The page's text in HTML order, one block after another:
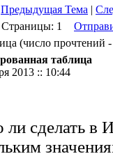
Предыдущая Тема |
Страницы: 1
(число прочтений
таблица
2013 :: 10:44
сделать в